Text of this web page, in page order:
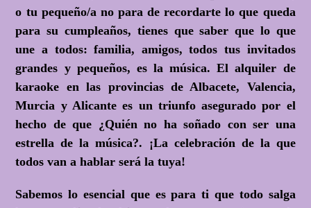
o tu pequeño/a no para de recordarte lo que queda
para su cumpleaños, tienes que saber que lo que
une a todos: familia, amigos, todos tus invitados
grandes y pequeños, es la música. El alquiler de
karaoke en las provincias de Albacete, Valencia,
Murcia y Alicante es un triunfo asegurado por el
hecho de que ¿Quién no ha soñado con ser una
estrella de la música?. ¡La celebración de la que
todos van a hablar será la tuya!
Sabemos lo esencial que es para ti que todo salga